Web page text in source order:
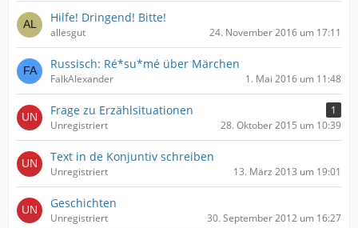
Hilfe! Dringend! Bitte!
allesgut 24. November 2016 um 17:11
Russisch: Ré*su*mé über Märchen
FalkAlexander 1. Mai 2016 um 11:48
Frage zu Erzählsituationen
1
Unregistriert
28. Oktober 2015 um 10:39
Text in de Konjuntiv schreiben
Unregistriert 13. März 2013 um 19:01
Geschichten
Unregistriert 30. September 2012 um 16:27